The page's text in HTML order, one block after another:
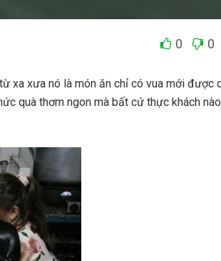
0 0
xa xưa nó là món ăn chỉ có vua mới được
quà thơm ngon mà bất cứ thực khách